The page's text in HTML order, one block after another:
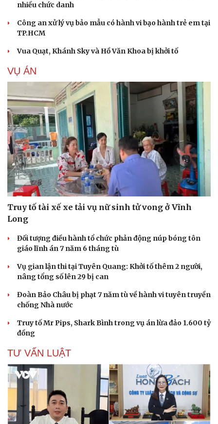
nhiều chức danh
Công an xử lý vụ bảo mẫu có hành vi bạo hành trẻ em tại
TP.HCM
Vua Quạt, Khánh Sky và Hồ Văn Khoa bị khởi tố
VỤ ÁN
Truy tố tài xế xe tải vụ nữ sinh tử vong ở Vĩnh
Long
Đối tượng điều hành tổ chức phản động núp bóng tôn
giáo lĩnh án 7 năm 6 tháng tù
Vụ gian lận thi tại Tuyên Quang: Khởi tố thêm 2 người,
nâng tổng số lên 29 bị can
Đoàn Bảo Châu bị phạt 7 năm tù về hành vi tuyên truyền
chống Nhà nước
Truy tố Mr Pips, Shark Bình trong vụ án lừa đảo 1.600 tỷ
đồng
TƯ VẤN LUẬT